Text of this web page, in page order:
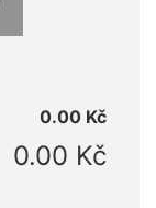
0.00 Kč
0.00 Kč